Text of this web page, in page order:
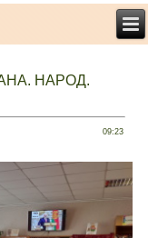
НАРОД.
09:23